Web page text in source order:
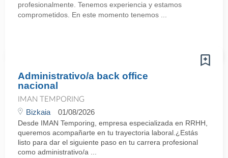
profesionalmente. Tenemos experiencia y estamos
comprometidos. En este momento tenemos ...
Administrativo/a back office
nacional
IMAN TEMPORING
Bizkaia 01/08/2026
Desde IMAN Temporing, empresa especializada en RRHH,
queremos acompañarte en tu trayectoria laboral.¿Estás
listo para dar el siguiente paso en tu carrera profesional
como administrativo/a ...